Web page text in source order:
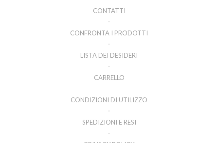
CONTATTI
CONFRONTA I PRODOTTI
LISTA DEI DESIDERI
CARRELLO
CONDIZIONI DI UTILIZZO
SPEDIZIONI E RESI